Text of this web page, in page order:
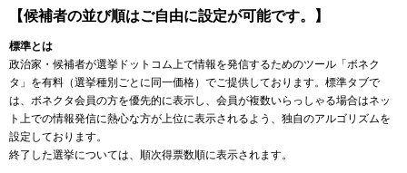
【候補者の並び順はご自由に設定が可能です。】
標準とは
政治家・候補者が選挙ドットコム上で情報を発信するためのツール「ボネク
タ」を有料（選挙種別ごとに同一価格）でご提供しております。標準タブで
は、ボネクタ会員の方を優先的に表示し、会員が複数いらっしゃる場合はネッ
ト上での情報発信に熱心な方が上位に表示されるよう、独自のアルゴリズムを
設定しております。
終了した選挙については、順次得票数順に表示されます。